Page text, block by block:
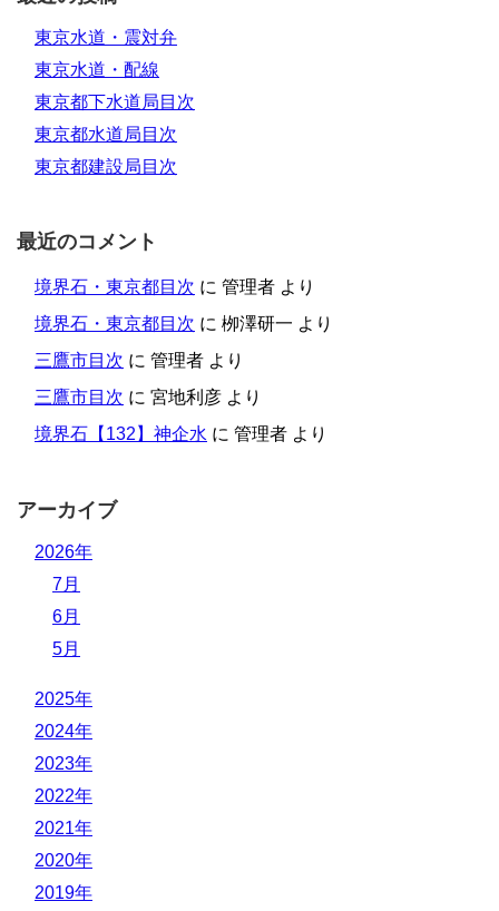
東京水道・震対弁
東京水道・配線
東京都下水道局目次
東京都水道局目次
東京都建設局目次
最近のコメント
境界石・東京都目次 に 管理者 より
境界石・東京都目次 に 栁澤研一 より
三鷹市目次 に 管理者 より
三鷹市目次 に 宮地利彦 より
境界石【132】神企水 に 管理者 より
アーカイブ
2026年
7月
6月
5月
2025年
2024年
2023年
2022年
2021年
2020年
2019年